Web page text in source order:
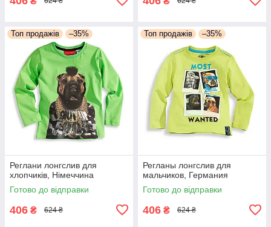
Топ продажів –35%
Реглани лонгслив для
хлопчиків, Німеччина
Готово до відправки
406 ₴ 624 ₴
Топ продажів –35%
Регланы лонгслив для
мальчиков, Германия
Готово до відправки
406 ₴ 624 ₴